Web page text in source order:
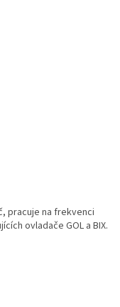
pracuje na frekvenci
ovladače GOL a BIX.